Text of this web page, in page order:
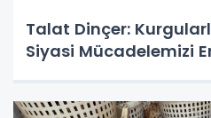
Talat Dinçer:
Siyasi Mücadelemizi